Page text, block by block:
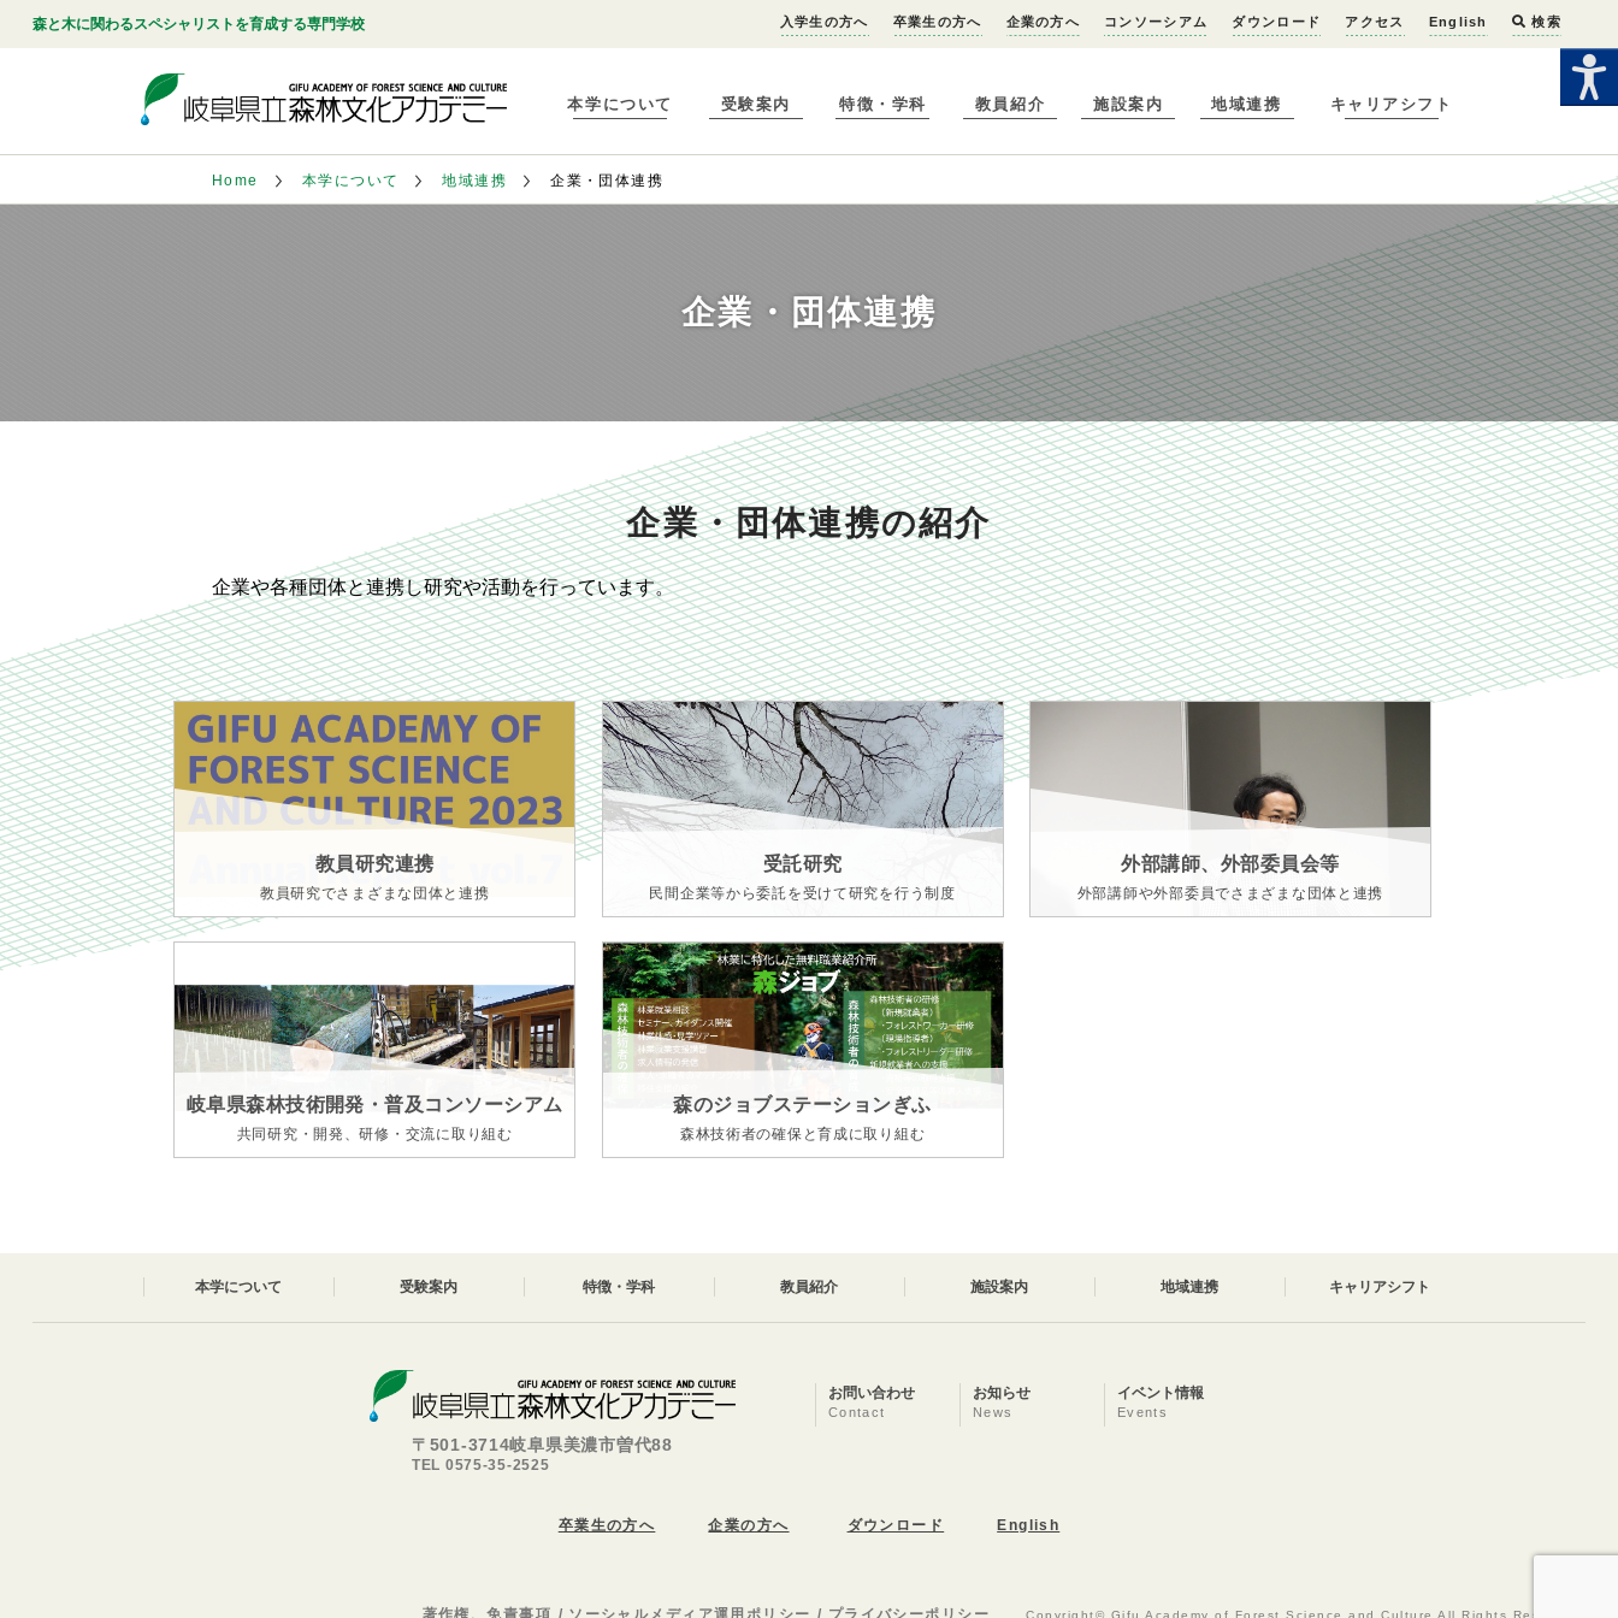
森と木に関わるスペシャリストを育成する専門学校 入学生の方へ 卒業生の方へ 企業の方へ コンソーシアム ダウンロード アクセス English 検索
本学について 受験案内 特徴・学科 教員紹介 施設案内 地域連携 キャリアシフト
Home 本学について 地域連携 企業・団体連携
企業・団体連携
企業・団体連携の紹介
企業や各種団体と連携し研究や活動を行っています。
教員研究連携
教員研究でさまざまな団体と連携
受託研究
民間企業等から委託を受けて研究を行う制度
外部講師、外部委員会等
外部講師や外部委員でさまざまな団体と連携
岐阜県森林技術開発・普及コンソーシアム
共同研究・開発、研修・交流に取り組む
森のジョブステーションぎふ
森林技術者の確保と育成に取り組む
本学について 受験案内 特徴・学科 教員紹介 施設案内 地域連携 キャリアシフト
〒501-3714岐阜県美濃市曽代88
TEL 0575-35-2525
お問い合わせ
Contact
お知らせ
News
イベント情報
Events
卒業生の方へ 企業の方へ ダウンロード English
著作権、免責事項 ソーシャルメディア運用ポリシー プライバシーポリシー Copyright© Gifu Academy of Forest Science and Culture All Rights Reserved.